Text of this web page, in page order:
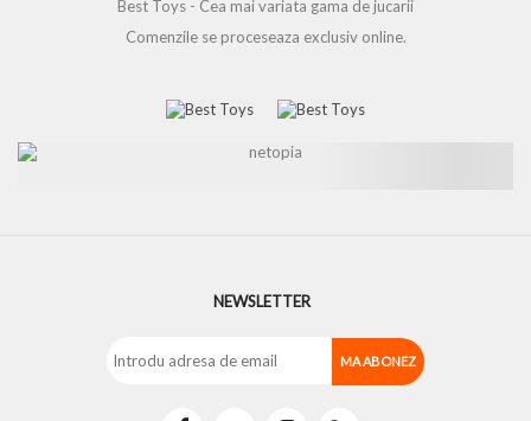
Best Toys - Cea mai variata gama de jucarii
Comenzile se proceseaza exclusiv online.
NEWSLETTER